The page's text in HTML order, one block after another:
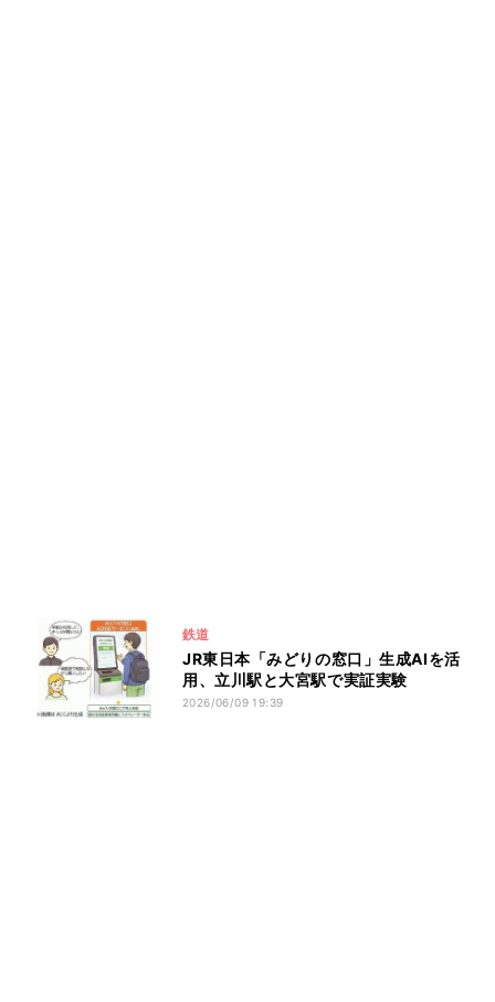
鉄道
JR東日本「みどりの窓口」生成AIを活
用、立川駅と大宮駅で実証実験
2026/06/09 19:39